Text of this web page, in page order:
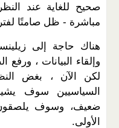
صحيح للغاية عند
مباشرة - ظل صامتًا
هناك حاجة إلى
وإلقاء البيانات ،
لكن الآن ، بغض
السياسيين سوف
ضعيف، وسوف يلصقون
الأولى.